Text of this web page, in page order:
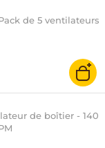
de 5 ventilateurs
de boîtier - 140